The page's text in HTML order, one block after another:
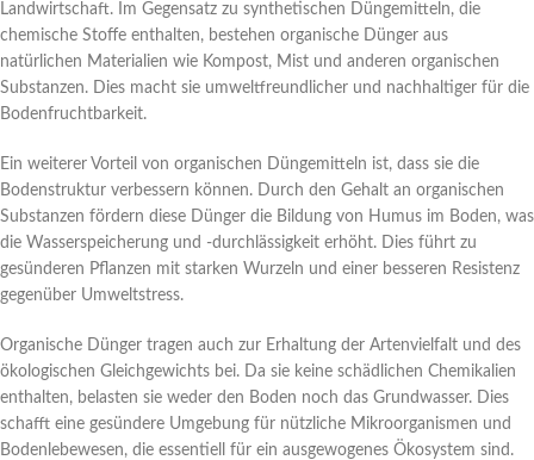
Landwirtschaft. Im Gegensatz zu synthetischen Düngemitteln, die
chemische Stoffe enthalten, bestehen organische Dünger aus
natürlichen Materialien wie Kompost, Mist und anderen organischen
Substanzen. Dies macht sie umweltfreundlicher und nachhaltiger für die
Bodenfruchtbarkeit.
Ein weiterer Vorteil von organischen Düngemitteln ist, dass sie die
Bodenstruktur verbessern können. Durch den Gehalt an organischen
Substanzen fördern diese Dünger die Bildung von Humus im Boden, was
die Wasserspeicherung und -durchlässigkeit erhöht. Dies führt zu
gesünderen Pflanzen mit starken Wurzeln und einer besseren Resistenz
gegenüber Umweltstress.
Organische Dünger tragen auch zur Erhaltung der Artenvielfalt und des
ökologischen Gleichgewichts bei. Da sie keine schädlichen Chemikalien
enthalten, belasten sie weder den Boden noch das Grundwasser. Dies
schafft eine gesündere Umgebung für nützliche Mikroorganismen und
Bodenlebewesen, die essentiell für ein ausgewogenes Ökosystem sind.